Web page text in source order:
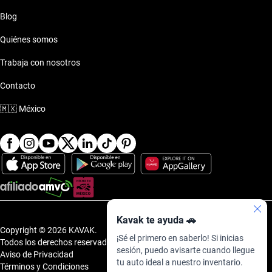
Audi R8 2017 de 700 mil pesos
Audi R8 2017 de 750 mil pesos
Audi R8 2017 de 850 mil pesos
Audi R8 2017 de 900 mil pesos
Audi R8 2017 de 950 mil pesos
Kavak te ayuda 🚗
¡Sé el primero en saberlo! Si inicias
sesión, puedo avisarte cuando llegue
tu auto ideal a nuestro inventario.
Blog
Quiénes somos
Trabaja con nosotros
Contacto
🇲🇽 México
Copyright © 2026 KAVAK.
Todos los derechos reservados.
Aviso de Privacidad
Términos y Condiciones